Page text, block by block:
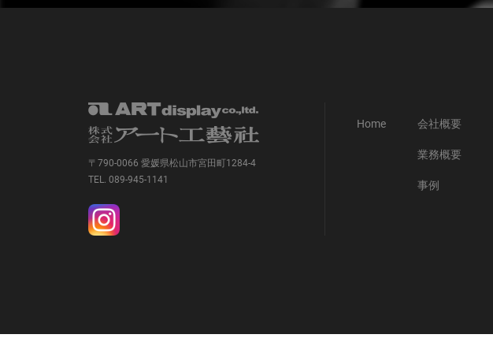
〒790-0066 愛媛県松山市宮田町1284-4
TEL. 089-945-1141
Home 会社概要
業務概要
事例